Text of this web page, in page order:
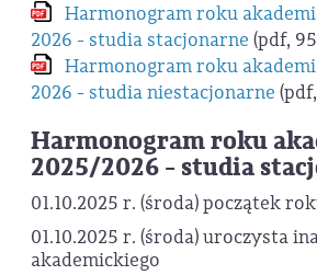
Harmonogram roku
2026 - studia stacjonarne (pdf,
Harmonogram roku
2026 - studia niestacjonarne
Harmonogram roku
2025/2026 - studia
01.10.2025 r. (środa) początek
01.10.2025 r. (środa) uroczysta
akademickiego